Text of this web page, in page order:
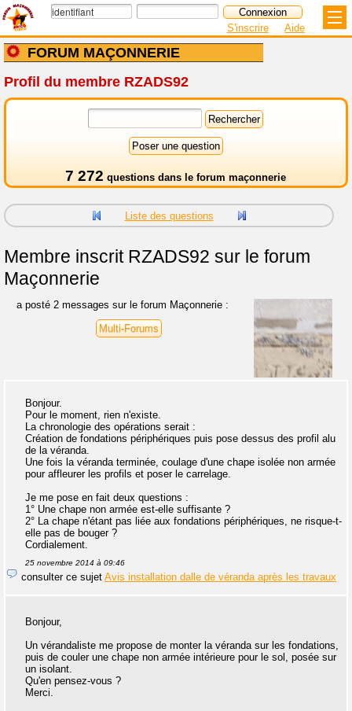
FORUM MAÇONNERIE
S'inscrire Aide
Profil du membre RZADS92
7 272 questions dans le forum maçonnerie
Liste des questions
Membre inscritRZADS92 sur le forum
Maçonnerie
a posté 2 messages sur le forum Maçonnerie :
Multi-Forums
Bonjour.
Pour le moment, rien n'existe.
La chronologie des opérations serait :
Création de fondations périphériques puis pose dessus des profil alu
de la véranda.
Une fois la véranda terminée, coulage d'une chape isolée non armée
pour affleurer les profils et poser le carrelage.
Je me pose en fait deux questions :
1° Une chape non armée est-elle suffisante ?
2° La chape n'étant pas liée aux fondations périphériques, ne risque-t-
elle pas de bouger ?
Cordialement.
25 novembre 2014 à 09:46
consulter ce sujet Avis installation dalle de véranda après les travaux
Bonjour,
Un vérandaliste me propose de monter la véranda sur les fondations,
puis de couler une chape non armée intérieure pour le sol, posée sur
un isolant.
Qu'en pensez-vous ?
Merci.